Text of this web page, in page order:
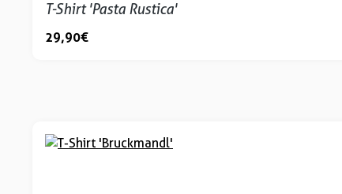
T-Shirt 'Pasta Rustica'
29,90 €